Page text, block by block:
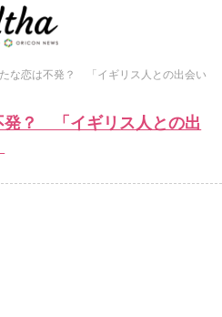
な恋は不発？ 「イギリス人との出会い
発？ 「イギリス人との出